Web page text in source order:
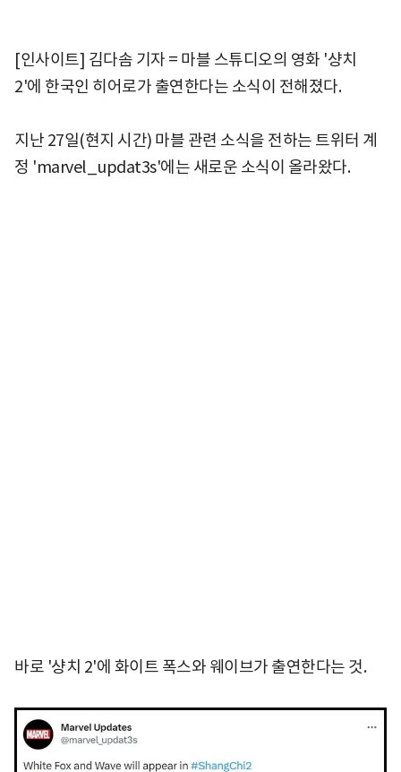
[인사이트] 김다솜 기자 = 마블 스튜디오의 영화 '샹치
2'에 한국인 히어로가 출연한다는 소식이 전해졌다.
지난 27일(현지 시간) 마블 관련 소식을 전하는 트위터 계
정 'marvel_updat3s'에는 새로운 소식이 올라왔다.
바로 '샹치 2'에 화이트 폭스와 웨이브가 출연한다는 것.